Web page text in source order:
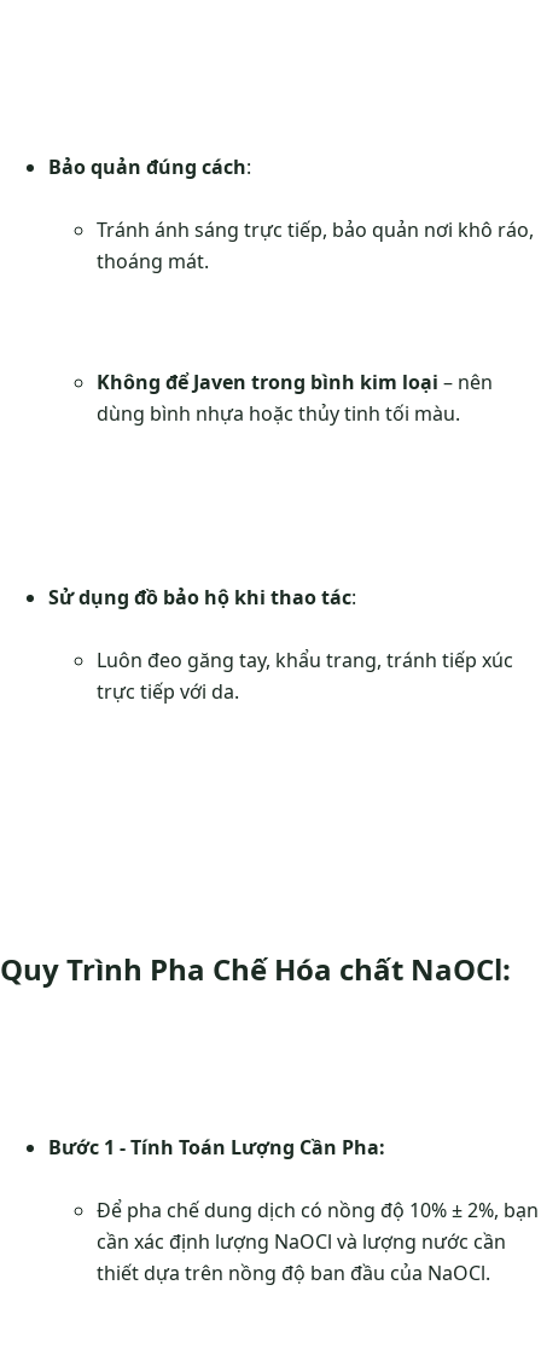
Bảo quản đúng cách:
Tránh ánh sáng trực tiếp, bảo quản nơi khô ráo,
thoáng mát.
Không để Javen trong bình kim loại – nên
dùng bình nhựa hoặc thủy tinh tối màu.
Sử dụng đồ bảo hộ khi thao tác:
Luôn đeo găng tay, khẩu trang, tránh tiếp xúc
trực tiếp với da.
Quy Trình Pha Chế Hóa chất NaOCl:
Bước 1 - Tính Toán Lượng Cần Pha:
Để pha chế dung dịch có nồng độ 10% ± 2%, bạn
cần xác định lượng NaOCl và lượng nước cần
thiết dựa trên nồng độ ban đầu của NaOCl.